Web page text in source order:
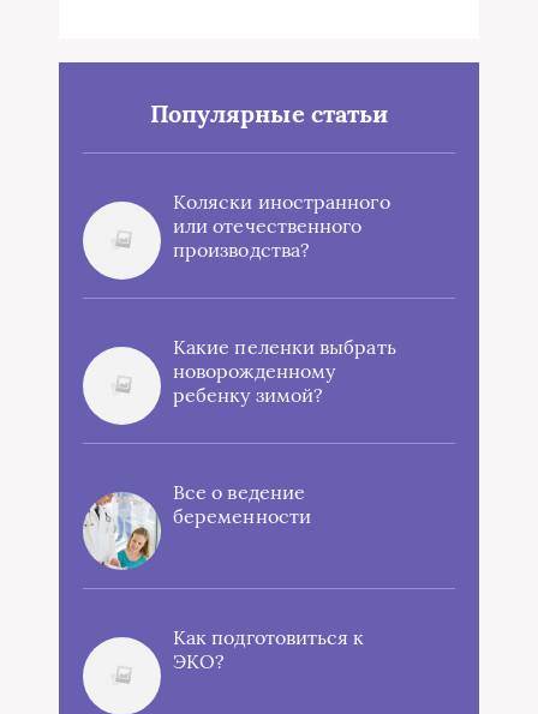
Популярные статьи
Коляски иностранного
или отечественного
производства?
Какие пеленки выбрать
новорожденному
ребенку зимой?
Все о ведение
беременности
Как подготовиться к
ЭКО?